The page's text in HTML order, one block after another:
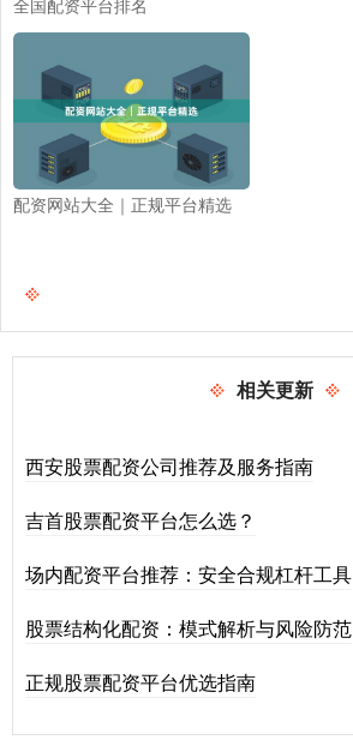
配资网站大全｜正规平台精选
相关更新
西安股票配资公司推荐及服务指南
吉首股票配资平台怎么选？
场内配资平台推荐：安全合规杠杆工具
股票结构化配资：模式解析与风险防范
正规股票配资平台优选指南